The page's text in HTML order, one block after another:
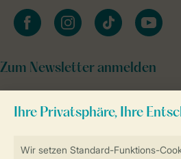
facebookinstagramtiktok youtube
Zum Newsletter anmelden